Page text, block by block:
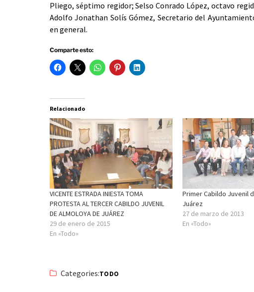
Pliego, séptimo regidor; Selso Conrado López, octavo
Adolfo Jonathan Solís Gómez, Secretario del
en general.
Comparte esto:
Relacionado
VICENTE ESTRADA INIESTA TOMA
PROTESTA AL TERCER CABILDO JUVENIL
DE ALMOLOYA DE JUÁREZ
29 de enero de 2015
En «Todo»
Primer Cabildo Juvenil
Juárez
27 de marzo de 2013
En «Todo»
Categories:TODO